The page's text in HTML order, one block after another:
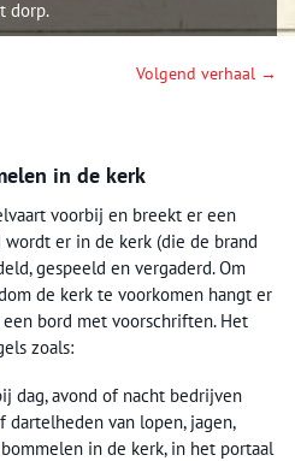
dorp.
Volgend verhaal →
in de kerk
voorbij en breekt er een
er in de kerk (die de brand
gespeeld en vergaderd. Om
de kerk te voorkomen hangt er
bord met voorschriften. Het
zoals:
dag, avond of nacht bedrijven
dartelheden van lopen, jagen,
in de kerk, in het portaal